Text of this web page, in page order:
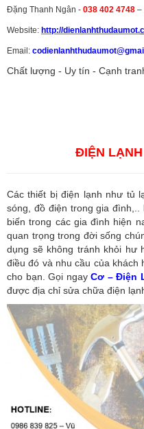
Đặng Thanh Ngân - 038 402 4748 –
Website: http://dienlanhthudaumot.
Email:
Chất lượng - Uy tín - Cạnh
ĐIỆN
Các thiết bị điện lạnh như tủ
sóng, đồ điện trong gia
biến trong các gia đình hiện
quan trọng trong đời sống
dụng sẽ không tránh khỏi hư
điều đó và nhu cầu của
cho bạn. Gọi ngayCơ – Điện
được địa chỉ sửa chữa điện